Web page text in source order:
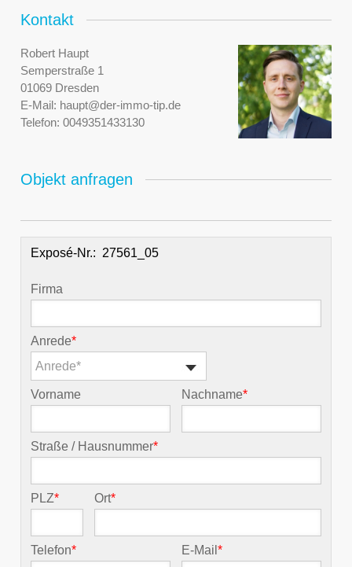
Kontakt
Robert Haupt
Semperstraße 1
01069 Dresden
E-Mail: haupt@der-immo-tip.de
Telefon: 0049351433130
Objekt anfragen
Exposé-Nr.:
Firma
Anrede*
Anrede*
Vorname Nachname*
Straße / Hausnummer*
PLZ* Ort*
Telefon* E-Mail*